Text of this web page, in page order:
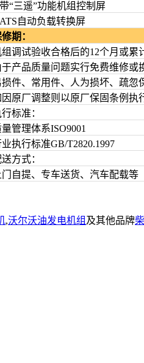
遥”功能机组控制屏
自动负载转换屏
期：
试验收合格后的12个月或累计
品质量问题实行免费维修或换
、常用件、人为损坏、疏忽
厂调整则以原厂保固条例执
准：
理体系ISO9001
行标准GB/T2820.1997
式：
提、专车送货、汽车配载等
,沃尔沃油发电机组 及其他品牌